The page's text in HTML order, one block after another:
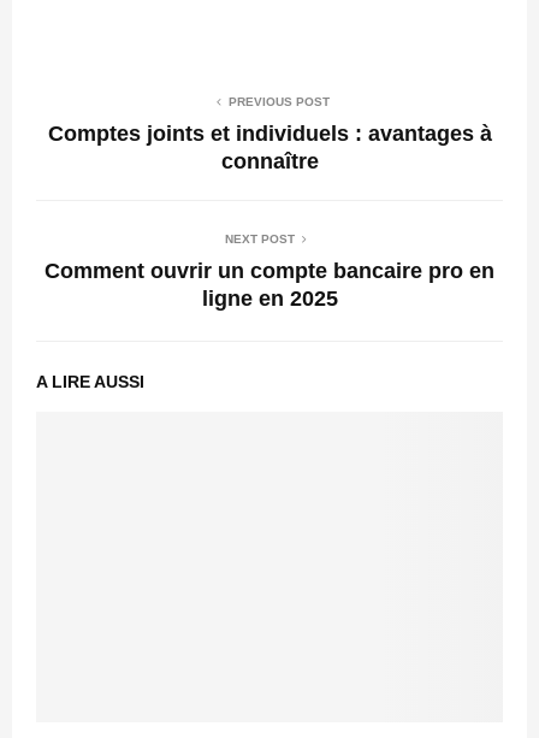
PREVIOUS POST
Comptes joints et individuels : avantages à
connaître
NEXT POST
Comment ouvrir un compte bancaire pro en
ligne en 2025
A LIRE AUSSI